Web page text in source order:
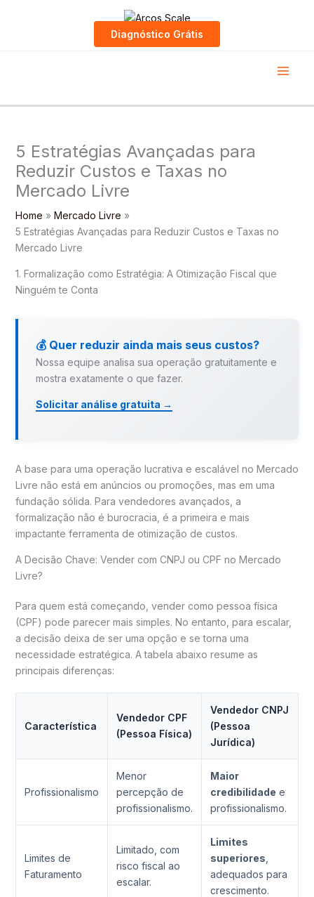
Diagnóstico Grátis
5 Estratégias Avançadas para
Reduzir Custos e Taxas no
Mercado Livre
Home
Mercado Livre
5 Estratégias Avançadas para Reduzir Custos e Taxas no
Mercado Livre
1. Formalização como Estratégia: A Otimização Fiscal que
Ninguém te Conta
💰 Quer reduzir ainda mais seus custos?
Nossa equipe analisa sua operação gratuitamente e
mostra exatamente o que fazer.
Solicitar análise gratuita →
A base para uma operação lucrativa e escalável no Mercado
Livre não está em anúncios ou promoções, mas em uma
fundação sólida. Para vendedores avançados, a
formalização não é burocracia, é a primeira e mais
impactante ferramenta de otimização de custos.
A Decisão Chave: Vender com CNPJ ou CPF no Mercado
Livre?
Para quem está começando, vender como pessoa física
(CPF) pode parecer mais simples. No entanto, para escalar,
a decisão deixa de ser uma opção e se torna uma
necessidade estratégica. A tabela abaixo resume as
principais diferenças:
Característica
Vendedor CPF
(Pessoa Física)
Vendedor CNPJ
(Pessoa
Jurídica)
Profissionalismo
Menor
percepção de
profissionalismo.
Maior
credibilidade e
profissionalismo.
Limites de
Faturamento
Limitado, com
risco fiscal ao
escalar.
Limites
superiores
adequados para
crescimento.